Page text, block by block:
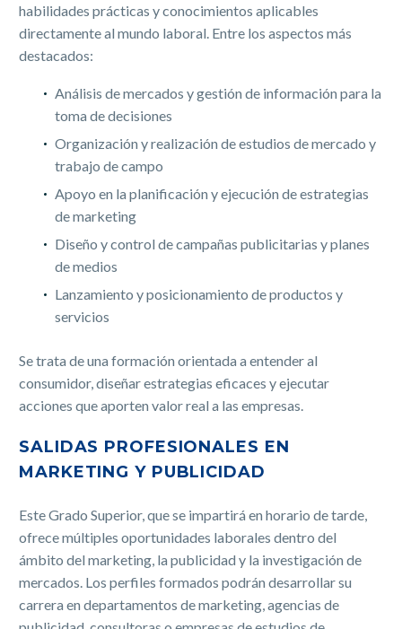
habilidades prácticas y conocimientos aplicables
directamente al mundo laboral. Entre los aspectos más
destacados:
Análisis de mercados y gestión de información para la
toma de decisiones
Organización y realización de estudios de mercado y
trabajo de campo
Apoyo en la planificación y ejecución de estrategias
de marketing
Diseño y control de campañas publicitarias y planes
de medios
Lanzamiento y posicionamiento de productos y
servicios
Se trata de una formación orientada a entender al
consumidor, diseñar estrategias eficaces y ejecutar
acciones que aporten valor real a las empresas.
SALIDAS PROFESIONALES EN
MARKETING Y PUBLICIDAD
Este Grado Superior, que se impartirá en horario de tarde,
ofrece múltiples oportunidades laborales dentro del
ámbito del marketing, la publicidad y la investigación de
mercados. Los perfiles formados podrán desarrollar su
carrera en departamentos de marketing, agencias de